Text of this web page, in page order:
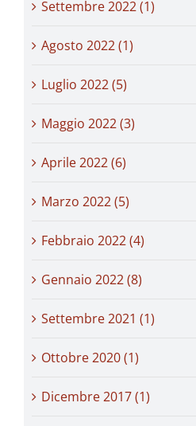
Settembre 2022 (1)
Agosto 2022 (1)
Luglio 2022 (5)
Maggio 2022 (3)
Aprile 2022 (6)
Marzo 2022 (5)
Febbraio 2022 (4)
Gennaio 2022 (8)
Settembre 2021 (1)
Ottobre 2020 (1)
Dicembre 2017 (1)